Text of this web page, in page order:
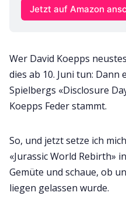
Jetzt auf Amazon
Wer David Koepps
dies ab 10. Juni tun: Dann
Spielbergs «Disclosure
Koepps Feder stammt.
So, und jetzt setze ich
«Jurassic World Rebirth»
Gemüte und schaue, ob
liegen gelassen wurde.